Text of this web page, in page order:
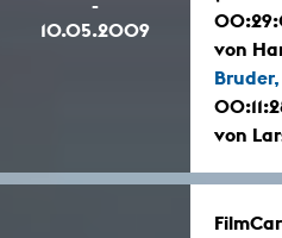
-
10.05.2009
von
von